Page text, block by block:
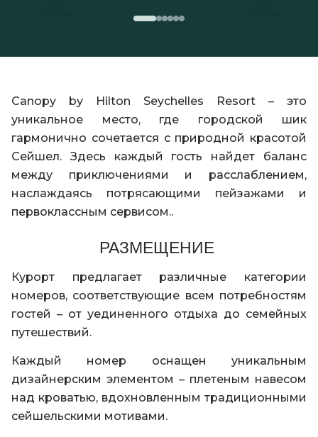
Canopy by Hilton Seychelles Resort – это
уникальное место, где городской шик
гармонично сочетается с природной красотой
Сейшел. Здесь каждый гость найдет баланс
между приключениями и расслаблением,
наслаждаясь потрясающими пейзажами и
первоклассным сервисом..
РАЗМЕЩЕНИЕ
Курорт предлагает различные категории
номеров, соответствующие всем потребностям
гостей – от уединенного отдыха до семейных
путешествий.
Каждый номер оснащен уникальным
дизайнерским элементом – плетеным навесом
над кроватью, вдохновленным традиционными
сейшельскими мотивами.